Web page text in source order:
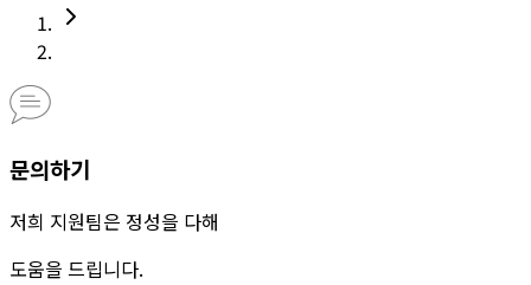
문의하기
저희 지원팀은 정성을 다해
도움을 드립니다.